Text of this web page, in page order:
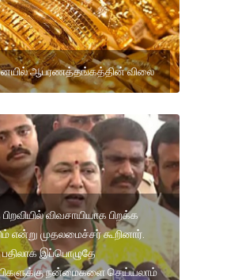
ஆபரணத்தங்கத்தின் விலை
விவசாயியாக பிறக்க
என்று முதலமைச்சர் கூறினார்.
இப்பொழுதே
நன்மைகளை செய்யலாம்